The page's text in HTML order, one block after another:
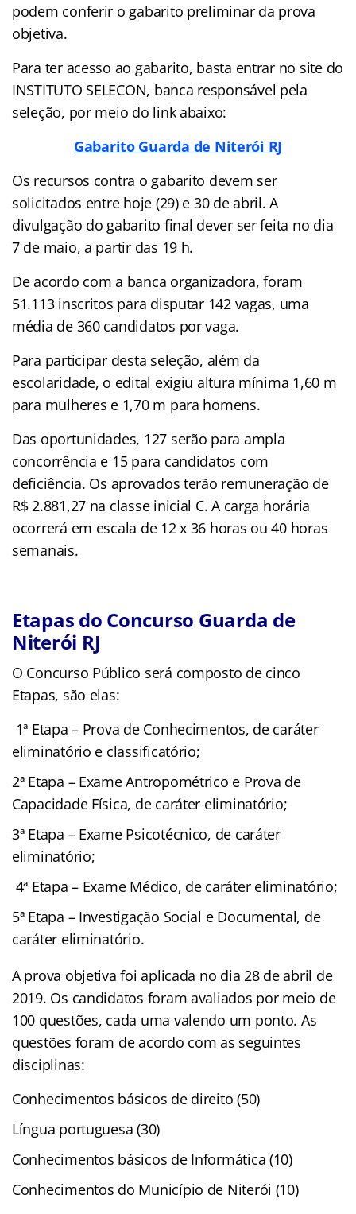
podem conferir o gabarito preliminar da prova
objetiva.
Para ter acesso ao gabarito, basta entrar no site do
INSTITUTO SELECON, banca responsável pela
seleção, por meio do link abaixo:
Gabarito Guarda de Niterói RJ
Os recursos contra o gabarito devem ser
solicitados entre hoje (29) e 30 de abril. A
divulgação do gabarito final dever ser feita no dia
7 de maio, a partir das 19 h.
De acordo com a banca organizadora, foram
51.113 inscritos para disputar 142 vagas, uma
média de 360 candidatos por vaga.
Para participar desta seleção, além da
escolaridade, o edital exigiu altura mínima 1,60 m
para mulheres e 1,70 m para homens.
Das oportunidades, 127 serão para ampla
concorrência e 15 para candidatos com
deficiência. Os aprovados terão remuneração de
R$ 2.881,27 na classe inicial C. A carga horária
ocorrerá em escala de 12 x 36 horas ou 40 horas
semanais.
Etapas do Concurso Guarda de
Niterói RJ
O Concurso Público será composto de cinco
Etapas, são elas:
1ª Etapa – Prova de Conhecimentos, de caráter
eliminatório e classificatório;
2ª Etapa – Exame Antropométrico e Prova de
Capacidade Física, de caráter eliminatório;
3ª Etapa – Exame Psicotécnico, de caráter
eliminatório;
4ª Etapa – Exame Médico, de caráter eliminatório;
5ª Etapa – Investigação Social e Documental, de
caráter eliminatório.
A prova objetiva foi aplicada no dia 28 de abril de
2019. Os candidatos foram avaliados por meio de
100 questões, cada uma valendo um ponto. As
questões foram de acordo com as seguintes
disciplinas:
Conhecimentos básicos de direito (50)
Língua portuguesa (30)
Conhecimentos básicos de Informática (10)
Conhecimentos do Município de Niterói (10)